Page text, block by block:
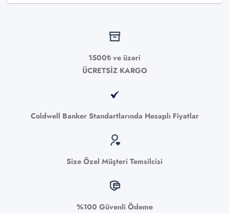
1500₺ ve üzeri
ÜCRETSİZ KARGO
Coldwell Banker Standartlarında Hesaplı Fiyatlar
Size Özel Müşteri Temsilcisi
%100 Güvenli Ödeme